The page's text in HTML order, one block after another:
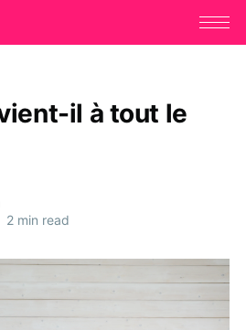
il à tout le
2 min read